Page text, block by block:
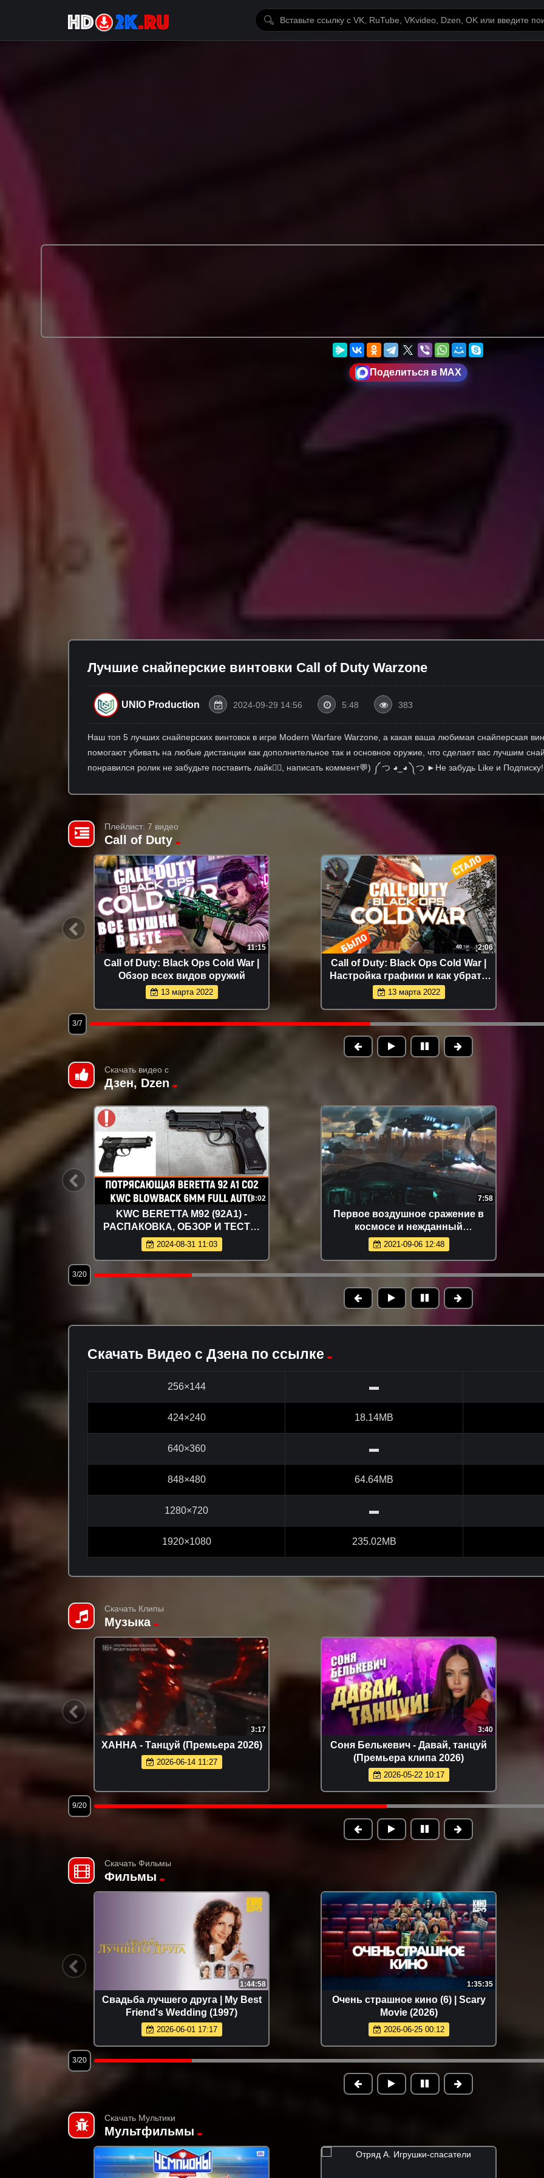
Поделиться в MAX
Лучшие снайперские винтовки Call of Duty Warzone
UNIO Production 2024-09-29 14:56 5:48 383
Наш топ 5 лучших снайперских винтовок в игре Modern Warfare Warzone, а какая ваша любимая снайперская
помогают убивать на любые дистанции как дополнительное так и основное оружие, что сделает вас лучшим
понравился ролик не забудьте поставить лайк👍🏻, написать коммент💬) ༼ つ ◕_◕ ༽つ ►Не забудь Like и
Плейлист: 7 видео
Call of Duty
11:15
Call of Duty: Black Ops Cold War |
Обзор всех видов оружий
13 марта 2022
2:06
Call of Duty: Black Ops Cold War |
Настройка графики и как убрать
мыльную графику
13 марта 2022
3/7
Скачать видео с
Дзен, Dzen
8:02
KWC BERETTA M92 (92A1) -
РАСПАКОВКА, ОБЗОР И ТЕСТЫ
МОЩНОГО СТРАЙКБОЛЬНОГО CO2
ПИСТОЛЕТА (FULL AUTO)
2024-08-31 11:03
7:58
Первое воздушное сражение в
космосе и нежданный
суперкрейсер Олимп в видеоигре
Call of Duty Infinity Warfare
2021-09-06 12:48
3/20
Скачать Видео с Дзена по ссылке
256×144 ▬
424×240 18.14MB
640×360 ▬
848×480 64.64MB
1280×720 ▬
1920×1080 235.02MB
Скачать Клипы
Музыка
2:14
INNA - Wizz Away (Official Video 2026)
2026-06-14 11:15
3:40
Артур Халатов - Покайфуем
(Премьера клипа 2026)
2026-05-16 13:14
12/20
Скачать Фильмы
Фильмы
1:44:58
Свадьба лучшего друга | My Best
Friend's Wedding (1997)
2026-06-01 17:17
1:35:35
Очень страшное кино (6) | Scary
Movie (2026)
2026-06-25 00:12
3/20
Скачать Мультики
Мультфильмы